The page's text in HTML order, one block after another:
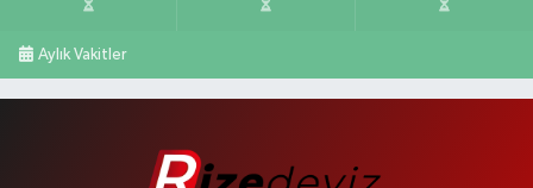
Aylık Vakitler